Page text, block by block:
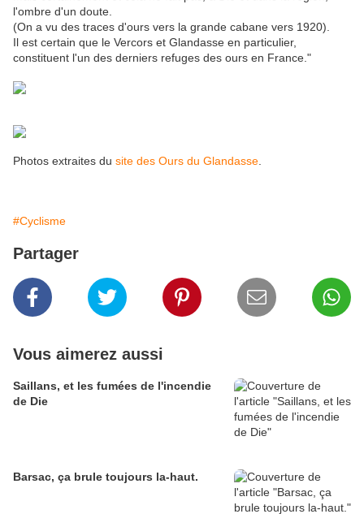
l'ombre d'un doute.
(On a vu des traces d'ours vers la grande cabane vers 1920).
Il est certain que le Vercors et Glandasse en particulier,
constituent l'un des derniers refuges des ours en France."
Photos extraites du site des Ours du Glandasse
#Cyclisme
Partager
Vous aimerez aussi
Saillans, et les fumées de l'incendie
de Die
Barsac, ça brule toujours la-haut.